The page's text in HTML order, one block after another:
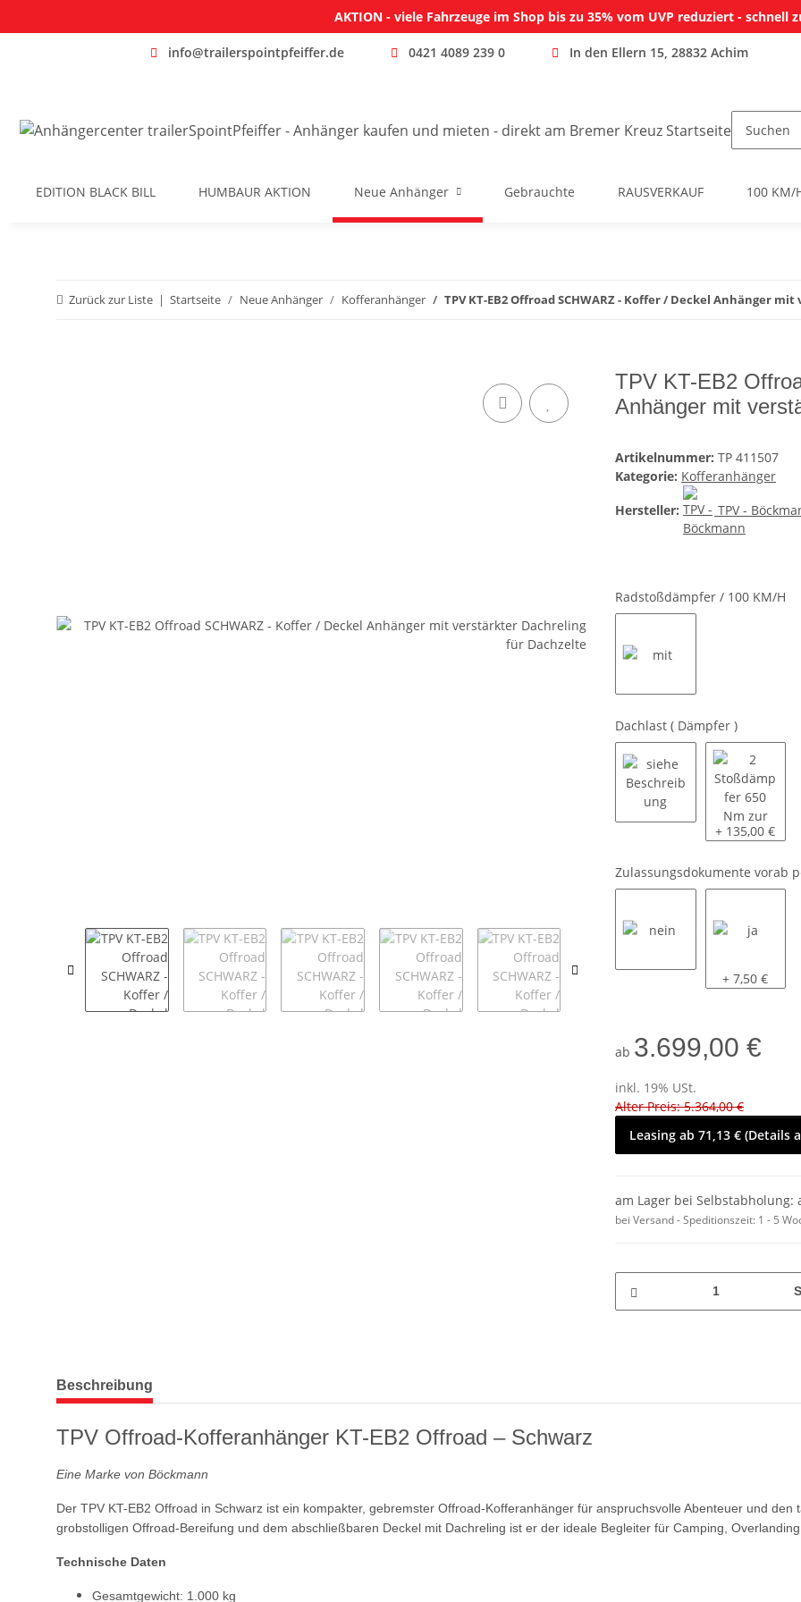
AKTION - viele Fahrzeuge im Shop bis zu 35% vom UVP reduziert - schnell
info@trailerspointpfeiffer.de 0421 4089 239 0 In den Ellern 15, 28832 Achim
EDITION BLACK BILL HUMBAUR AKTION Neue Anhänger Gebrauchte RAUSVERKAUF 100 KM/
Zurück zur Liste Startseite Neue Anhänger Kofferanhänger TPV KT-EB2 Offroad SCHWARZ - Koffer / Deckel Anhänger
TPV KT-EB2
Anhänger mit
Artikelnummer: TP 411507
Kategorie: Kofferanhänger
Hersteller:
TPV -
Radstoßdämpfer / 100 KM/H
Dachlast ( Dämpfer )
siehe Beschreibung
2
+ 135,00 €
Zulassungsdokumente vorab
ja
+ 7,50 €
ab 3.699,00 €
inkl. 19% USt.
Alter Preis: 5.364,00 €
Leasing ab 71,13 € (Details
am Lager bei Selbstabholung:
bei Versand - Speditionszeit: 1 - 5
weitere Registerkarten anzeigen
Beschreibung
TPV Offroad-Kofferanhänger KT-EB2 Offroad – Schwarz
Eine Marke von Böckmann
Der TPV KT-EB2 Offroad in Schwarz ist ein kompakter, gebremster Offroad-Kofferanhänger für anspruchsvolle Abenteuer und den
grobstolligen Offroad-Bereifung und dem abschließbaren Deckel mit Dachreling ist er der ideale Begleiter für Camping,
Technische Daten
Gesamtgewicht: 1.000 kg